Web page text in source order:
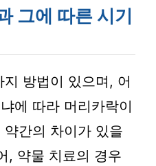
그에 따른 시기
방법이 있으며, 어
에 따라 머리카락이
간의 차이가 있을
, 약물 치료의 경우